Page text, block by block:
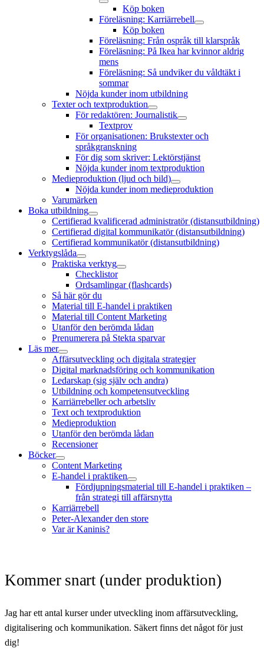
öppna
meny
Köp boken
Föreläsning: Karriärrebell
öppna
meny
Köp boken
Föreläsning: Från ospråk till klarspråk
Föreläsning: På Ikea har kvinnor aldrig
mens
Föreläsning: Så undviker du våldtäkt i
sommar
Nöjda kunder inom utbildning
Texter och textproduktion
öppna
meny
För redaktören: Journalistik
öppna
Textprov
För organisationen: Brukstexter och
språkgranskning
För dig som skriver: Lektörstjänst
Nöjda kunder inom textproduktion
Medieproduktion (ljud och bild)
öppna
meny
Nöjda kunder inom medieproduktion
Varumärken
Boka utbildning
öppna
meny
Certifierad kvalificerad administratör (distansutbildning)
Certifierad digital kommunikatör (distansutbildning)
Certifierad kommunikatör (distansutbildning)
Verktygslåda
öppna
meny
Praktiska verktyg
öppna
meny
Checklistor
Ordsamlingar (flashcards)
Så här gör du
Material till E-handel i praktiken
Material till Content Marketing
Utanför den berömda lådan
Prenumerera på Stekta sparvar
Läs mer
öppna
meny
Affärsutveckling och digitala strategier
Digital marknadsföring och kommunikation
Ledarskap (sig själv och andra)
Utbildning och kompetensutveckling
Karriärrebeller och arbetsliv
Text och textproduktion
Medieproduktion
Utanför den berömda lådan
Recensioner
Böcker
öppna
meny
Content Marketing
E-handel i praktiken
öppna
meny
Fördjupningsmaterial till E-handel i praktiken –
från strategi till affärsnytta
Karriärrebell
Peter-Alexander den store
Var är Kaninis?
Kommer snart (under produktion)
Jag har ett antal kurser under utveckling inom affärsutveckling,
digitalisering och kommunikation. Säkert finns det något för just
dig!